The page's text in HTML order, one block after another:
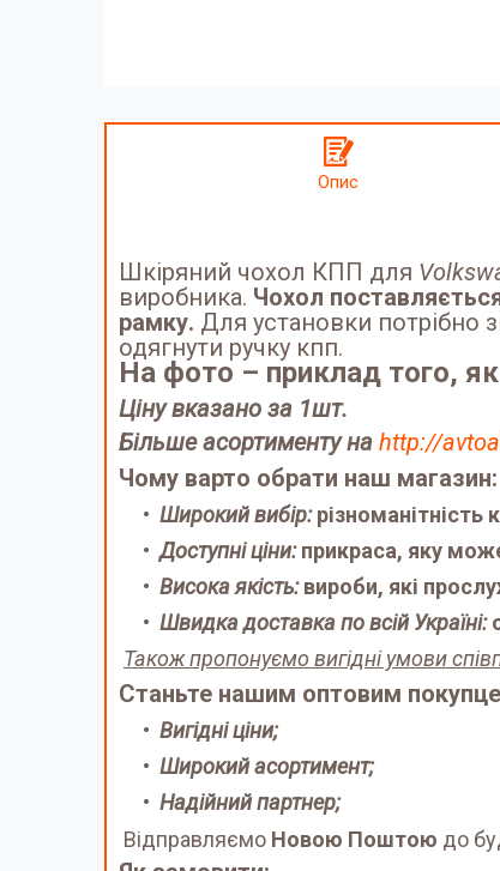
Опис
Шкіряний чохол КПП для
виробника. Чохол
рамку. Для установки потрібно
одягнути ручку кпп.
На фото – приклад того,
Ціну вказано за 1шт.
Більше асортименту на http://
Чому варто обрати наш магазин:
Широкий вибір:різноманітність
Доступні ціни:прикраса, яку
Висока якість:вироби, які
Швидка доставка по всій Україні:
Також пропонуємо вигідні умови
Станьте нашим оптовим
Вигідні ціни;
Широкий асортимент;
Надійний партнер;
Відправляємо Новою Поштою до